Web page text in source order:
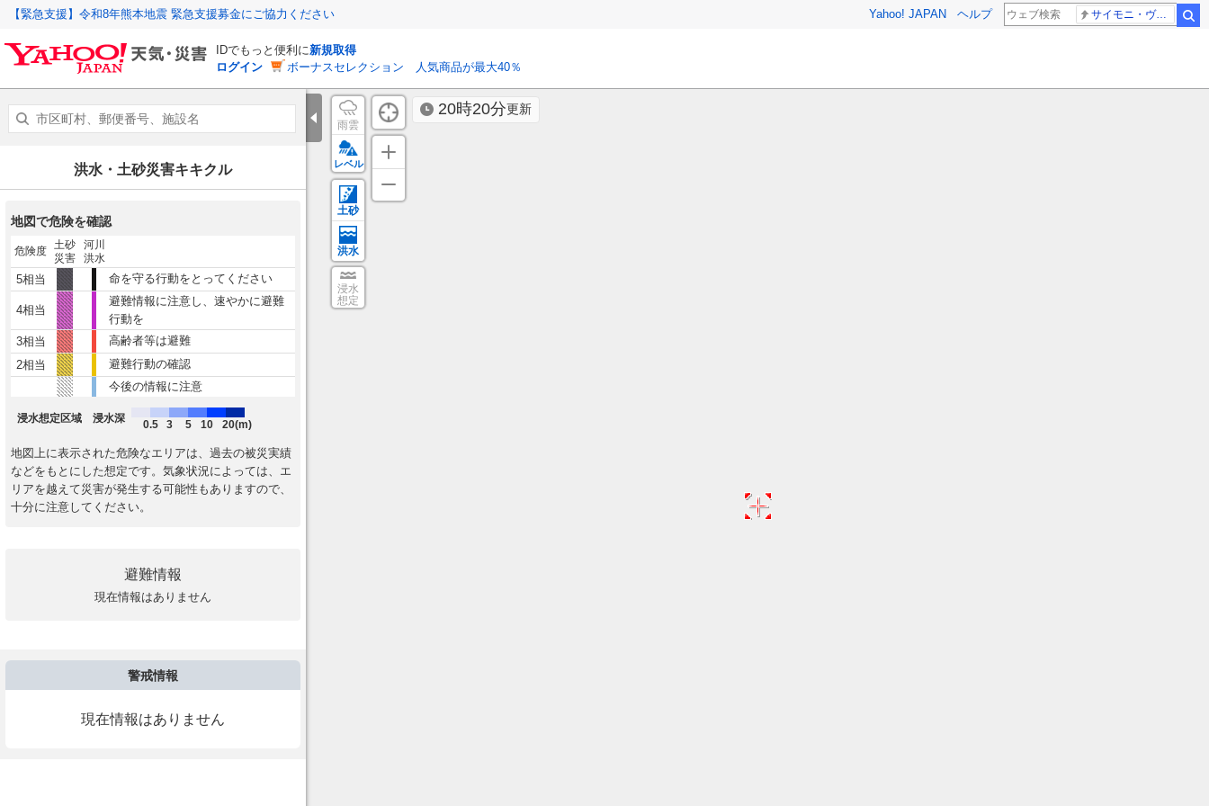
【緊急支援】令和8年熊本地震 緊急支援募金にご協力ください Yahoo! JAPAN ヘルプ サイモニ・ヴニランギ 死去
IDでもっと便利に新規取得
ログイン
ボーナスセレクション 人気商品が最大40％
20時20分更新
雨雲
レベル
土砂
洪水
浸水
想定
洪水・土砂災害キキクル
地図で危険を確認
危険度 土砂
災害
河川
洪水
5相当 命を守る行動をとってください
4相当
避難情報に注意し、速やかに避難
行動を
3相当
高齢者等は避難
2相当
避難行動の確認
今後の情報に注意
浸水想定区域 浸水深
0.5 3 5 10 20(m)
地図上に表示された危険なエリアは、過去の被災実績
などをもとにした想定です。気象状況によっては、エ
リアを越えて災害が発生する可能性もありますので、
十分に注意してください。
避難情報
現在情報はありません
警戒情報
現在情報はありません